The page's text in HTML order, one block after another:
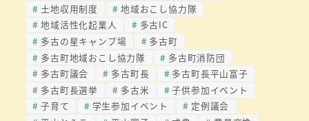
土地収用制度
地域おこし協力隊
地域活性化起業人
多古IC
多古の星キャンプ場
多古町
多古町地域おこし協力隊
多古町消防団
多古町議会
多古町長
多古町長平山富子
多古町長選挙
多古米
子供参加イベント
子育て
学生参加イベント
定例議会